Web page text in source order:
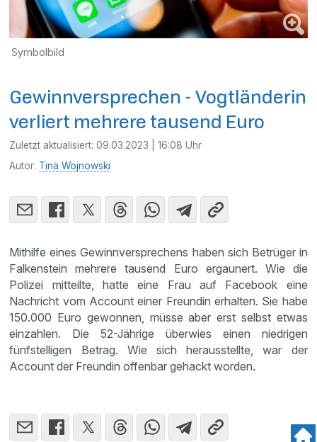
Symbolbild
Gewinnversprechen - Vogtländerin
verliert mehrere tausend Euro
Zuletzt aktualisiert:09.03.2023 | 16:08 Uhr
Autor: Tina Wojnowski
Mithilfe eines Gewinnversprechens haben sich Betrüger in
Falkenstein mehrere tausend Euro ergaunert. Wie die
Polizei mitteilte, hatte eine Frau auf Facebook eine
Nachricht vom Account einer Freundin erhalten. Sie habe
150.000 Euro gewonnen, müsse aber erst selbst etwas
einzahlen. Die 52-Jährige überwies einen niedrigen
fünfstelligen Betrag. Wie sich herausstellte, war der
Account der Freundin offenbar gehackt worden.